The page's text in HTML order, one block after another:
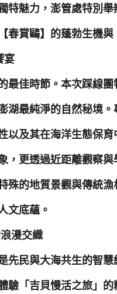
特魅力，澎管處特別
春賞鷗】的蓬勃生機
宴
最佳時節。本次踩線
湖最純淨的自然秘境
以及其在海洋生態保
，更透過近距離觀察
殊的地質景觀與傳統
文底蘊。
漫交織
先民與大海共生的智
驗「吉貝慢活之旅」